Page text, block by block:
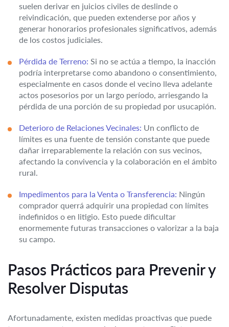
suelen derivar en juicios civiles de deslinde o
reivindicación, que pueden extenderse por años y
generar honorarios profesionales significativos, además
de los costos judiciales.
Pérdida de Terreno: Si no se actúa a tiempo, la inacción
podría interpretarse como abandono o consentimiento,
especialmente en casos donde el vecino lleva adelante
actos posesorios por un largo período, arriesgando la
pérdida de una porción de su propiedad por usucapión.
Deterioro de Relaciones Vecinales: Un conflicto de
límites es una fuente de tensión constante que puede
dañar irreparablemente la relación con sus vecinos,
afectando la convivencia y la colaboración en el ámbito
rural.
Impedimentos para la Venta o Transferencia: Ningún
comprador querrá adquirir una propiedad con límites
indefinidos o en litigio. Esto puede dificultar
enormemente futuras transacciones o valorizar a la baja
su campo.
Pasos Prácticos para Prevenir y
Resolver Disputas
Afortunadamente, existen medidas proactivas que puede